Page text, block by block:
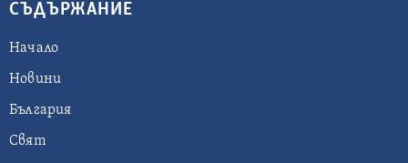
СЪДЪРЖАНИЕ
Начало
Новини
България
Свят